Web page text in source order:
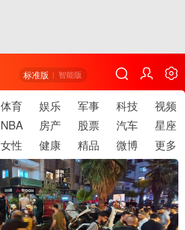
标准版 智能版
体育 娱乐 军事 科技
视频
NBA 房产 股票 汽车
星座
女性 健康 精品 微博 更多